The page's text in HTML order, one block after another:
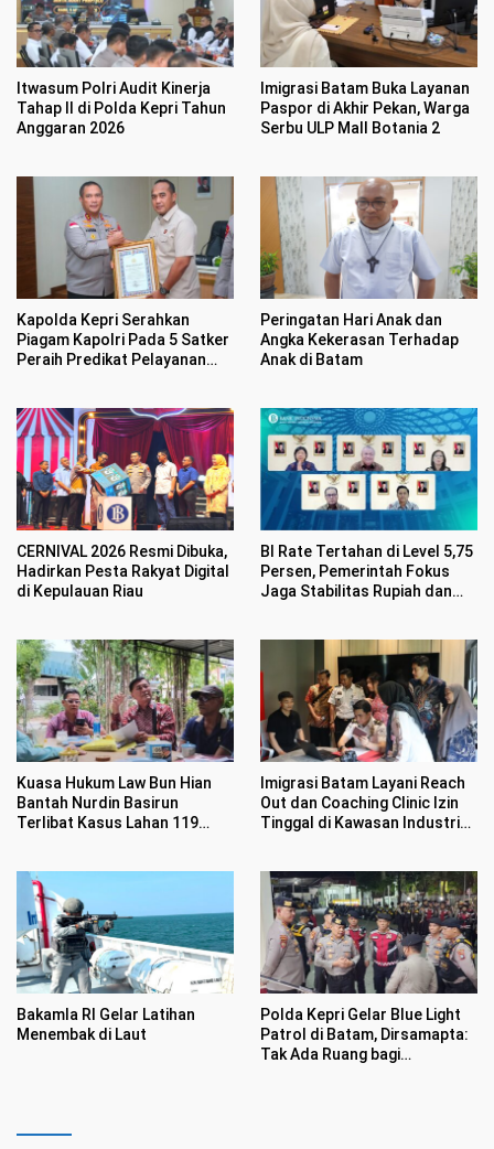
Itwasum Polri Audit Kinerja
Tahap II di Polda Kepri Tahun
Anggaran 2026
Imigrasi Batam Buka Layanan
Paspor di Akhir Pekan, Warga
Serbu ULP Mall Botania 2
Kapolda Kepri Serahkan
Piagam Kapolri Pada 5 Satker
Peraih Predikat Pelayanan
Peringatan Hari Anak dan
Angka Kekerasan Terhadap
Anak di Batam
CERNIVAL 2026 Resmi Dibuka,
Hadirkan Pesta Rakyat Digital
di Kepulauan Riau
BI Rate Tertahan di Level 5,75
Persen, Pemerintah Fokus
Jaga Stabilitas Rupiah dan
Kuasa Hukum Law Bun Hian
Bantah Nurdin Basirun
Terlibat Kasus Lahan 119
Imigrasi Batam Layani Reach
Out dan Coaching Clinic Izin
Tinggal di Kawasan Industri
Bakamla RI Gelar Latihan
Menembak di Laut
Polda Kepri Gelar Blue Light
Patrol di Batam, Dirsamapta:
Tak Ada Ruang bagi